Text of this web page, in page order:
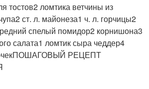
тостов2 ломтика ветчины из
ст. л. майонеза1 ч. л. горчицы2
спелый помидор2 корнишона3
салата1 ломтик сыра чеддер4
РЕЦЕПТ